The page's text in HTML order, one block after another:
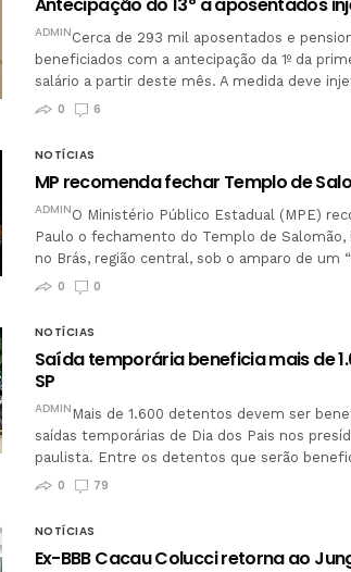
ADMINCerca de 293 mil aposentados e
beneficiados com a antecipação da 1º da
salário a partir deste mês. A medida deve
0
6
NOTÍCIAS
MP recomenda fechar Templo de
ADMINO Ministério Público Estadual (MPE)
Paulo o fechamento do Templo de Salomão,
no Brás, região central, sob o amparo de um
0
0
NOTÍCIAS
Saída temporária beneficia mais de
SP
ADMIN Mais de 1.600 detentos devem ser
saídas temporárias de Dia dos Pais nos
paulista. Entre os detentos que serão
0
79
NOTÍCIAS
Ex-BBB Cacau Colucci retorna ao